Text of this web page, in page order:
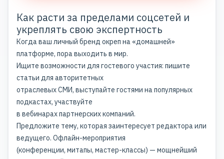
Как расти за пределами соцсетей и
укреплять свою экспертность
Когда ваш личный бренд окреп на «домашней»
платформе, пора выходить в мир.
Ищите возможности для гостевого участия: пишите
статьи для авторитетных
отраслевых СМИ, выступайте гостями на популярных
подкастах, участвуйте
в вебинарах партнерских компаний.
Предложите тему, которая заинтересует редактора или
ведущего. Офлайн-мероприятия
(конференции, митапы, мастер-классы) — мощнейший